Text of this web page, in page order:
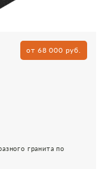
от 68 000 руб.
гранита по